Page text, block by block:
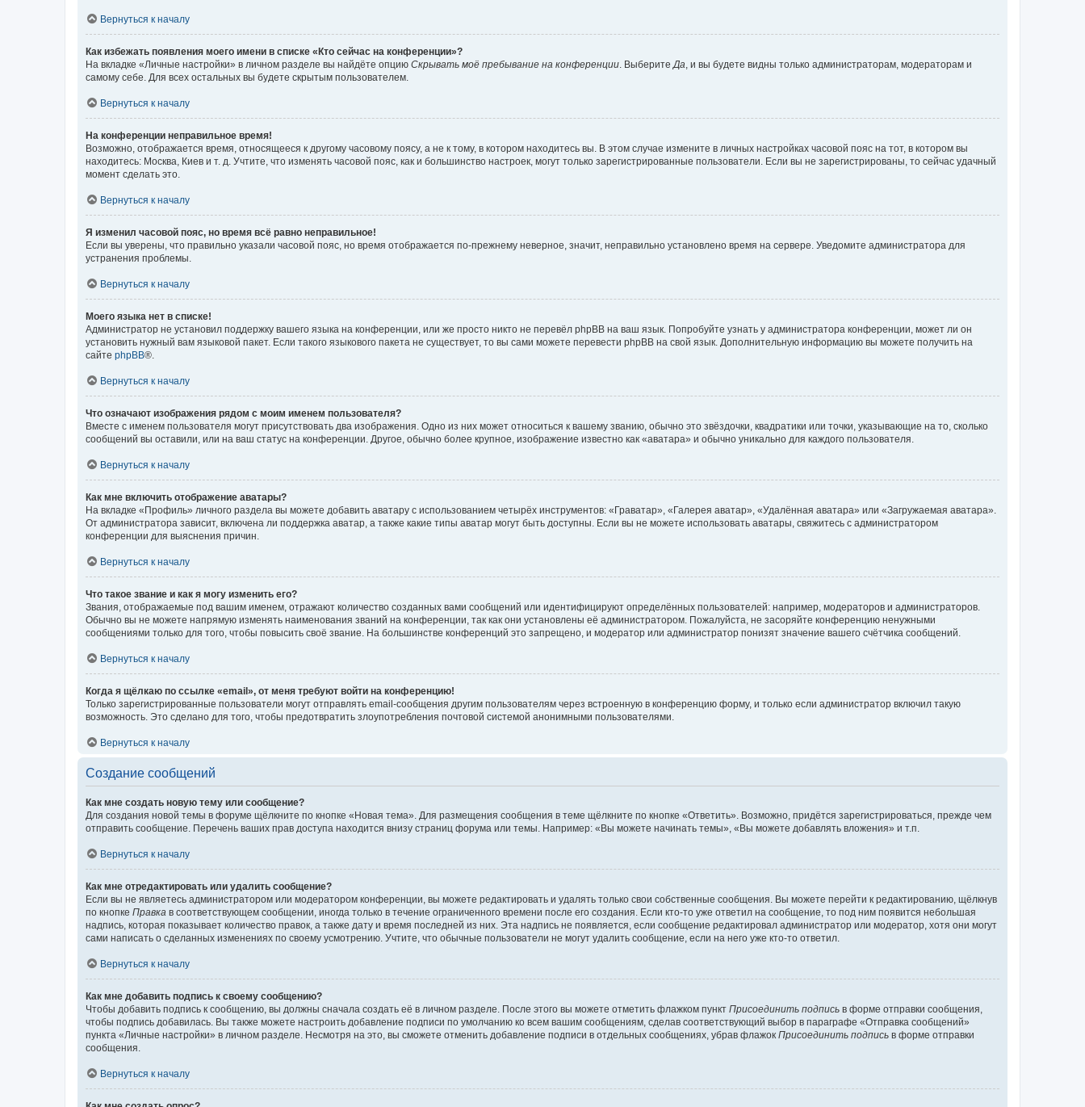
Вернуться к началу
Как избежать появления моего имени в списке «Кто сейчас на конференции»?
На вкладке «Личные настройки» в личном разделе вы найдёте опцию Скрывать моё пребывание на конференции. ВыберитеДа, и вы будете видны только администраторам, модераторам и
самому себе. Для всех остальных вы будете скрытым пользователем.
Вернуться к началу
На конференции неправильное время!
Возможно, отображается время, относящееся к другому часовому поясу, а не к тому, в котором находитесь вы. В этом случае измените в личных настройках часовой пояс на тот, в котором вы
находитесь: Москва, Киев и т. д. Учтите, что изменять часовой пояс, как и большинство настроек, могут только зарегистрированные пользователи. Если вы не зарегистрированы, то сейчас удачный
момент сделать это.
Вернуться к началу
Я изменил часовой пояс, но время всё равно неправильное!
Если вы уверены, что правильно указали часовой пояс, но время отображается по-прежнему неверное, значит, неправильно установлено время на сервере. Уведомите администратора для
устранения проблемы.
Вернуться к началу
Моего языка нет в списке!
Администратор не установил поддержку вашего языка на конференции, или же просто никто не перевёл phpBB на ваш язык. Попробуйте узнать у администратора конференции, может ли он
установить нужный вам языковой пакет. Если такого языкового пакета не существует, то вы сами можете перевести phpBB на свой язык. Дополнительную информацию вы можете получить на
сайте phpBB®.
Вернуться к началу
Что означают изображения рядом с моим именем пользователя?
Вместе с именем пользователя могут присутствовать два изображения. Одно из них может относиться к вашему званию, обычно это звёздочки, квадратики или точки, указывающие на то, сколько
сообщений вы оставили, или на ваш статус на конференции. Другое, обычно более крупное, изображение известно как «аватара» и обычно уникально для каждого пользователя.
Вернуться к началу
Как мне включить отображение аватары?
На вкладке «Профиль» личного раздела вы можете добавить аватару с использованием четырёх инструментов: «Граватар», «Галерея аватар», «Удалённая аватара» или «Загружаемая аватара».
От администратора зависит, включена ли поддержка аватар, а также какие типы аватар могут быть доступны. Если вы не можете использовать аватары, свяжитесь с администратором
конференции для выяснения причин.
Вернуться к началу
Что такое звание и как я могу изменить его?
Звания, отображаемые под вашим именем, отражают количество созданных вами сообщений или идентифицируют определённых пользователей: например, модераторов и администраторов.
Обычно вы не можете напрямую изменять наименования званий на конференции, так как они установлены её администратором. Пожалуйста, не засоряйте конференцию ненужными
сообщениями только для того, чтобы повысить своё звание. На большинстве конференций это запрещено, и модератор или администратор понизят значение вашего счётчика сообщений.
Вернуться к началу
Когда я щёлкаю по ссылке «email», от меня требуют войти на конференцию!
Только зарегистрированные пользователи могут отправлять email-сообщения другим пользователям через встроенную в конференцию форму, и только если администратор включил такую
возможность. Это сделано для того, чтобы предотвратить злоупотребления почтовой системой анонимными пользователями.
Вернуться к началу
Создание сообщений
Как мне создать новую тему или сообщение?
Для создания новой темы в форуме щёлкните по кнопке «Новая тема». Для размещения сообщения в теме щёлкните по кнопке «Ответить». Возможно, придётся зарегистрироваться, прежде чем
отправить сообщение. Перечень ваших прав доступа находится внизу страниц форума или темы. Например: «Вы можете начинать темы», «Вы можете добавлять вложения» и т.п.
Вернуться к началу
Как мне отредактировать или удалить сообщение?
Если вы не являетесь администратором или модератором конференции, вы можете редактировать и удалять только свои собственные сообщения. Вы можете перейти к редактированию, щёлкнув
по кнопке Правка в соответствующем сообщении, иногда только в течение ограниченного времени после его создания. Если кто-то уже ответил на сообщение, то под ним появится небольшая
надпись, которая показывает количество правок, а также дату и время последней из них. Эта надпись не появляется, если сообщение редактировал администратор или модератор, хотя они могут
сами написать о сделанных изменениях по своему усмотрению. Учтите, что обычные пользователи не могут удалить сообщение, если на него уже кто-то ответил.
Вернуться к началу
Как мне добавить подпись к своему сообщению?
Чтобы добавить подпись к сообщению, вы должны сначала создать её в личном разделе. После этого вы можете отметить флажком пункт Присоединить подпись в форме отправки сообщения,
чтобы подпись добавилась. Вы также можете настроить добавление подписи по умолчанию ко всем вашим сообщениям, сделав соответствующий выбор в параграфе «Отправка сообщений»
пункта «Личные настройки» в личном разделе. Несмотря на это, вы сможете отменить добавление подписи в отдельных сообщениях, убрав флажок Присоединить подпись в форме отправки
сообщения.
Вернуться к началу